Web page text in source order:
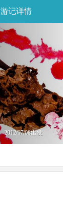
游记详情
2012/07/08出发